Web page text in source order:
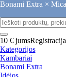
Bonami Extra ×
10 € jumsRegistracija
Kategorijos
Kambariai
Bonami Extra
Idėjos